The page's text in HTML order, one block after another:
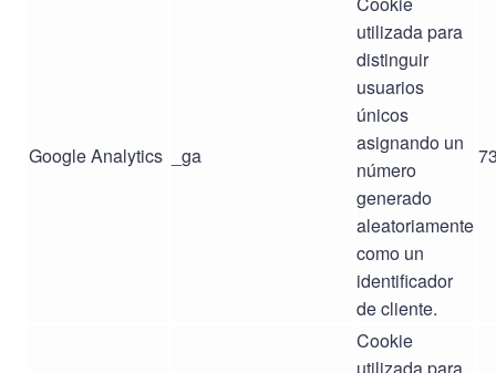
Google Analytics _ga
utilizada para
distinguir
usuarios
únicos
asignando un
número
generado
aleatoriamente
como un
identificador
de cliente.
Cookie
utilizada para